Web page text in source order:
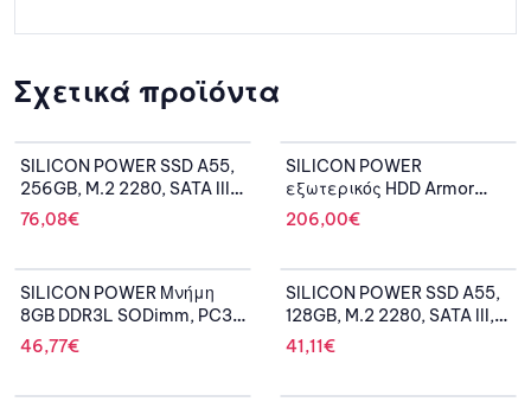
Σχετικά προϊόντα
SILICON POWER SSD A55,
256GB, M.2 2280, SATA III,
560-530MB/s
76,08€
SILICON POWER
εξωτερικός HDD Armor
A30, 1TB, USB 3.2, λευκός
206,00€
SILICON POWER Μνήμη
8GB DDR3L SODimm, PC3L
12800, 1600MHz, CL11, 1.35v
46,77€
SILICON POWER SSD A55,
128GB, M.2 2280, SATA III,
560-530MB/s
41,11€
OUT OF STOCK